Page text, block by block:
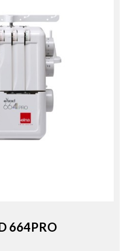
664PRO